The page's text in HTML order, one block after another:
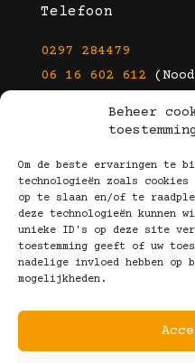
Beheer
Om de beste ervaringen te
technologieën zoals
op te slaan en/of te
deze technologieën kunnen
unieke ID's op deze site
toestemming geeft of uw
nadelige invloed hebben op
mogelijkheden.
Telefoon
0297 284479
06 16 602 612
Volg Ons!
Copyright ©